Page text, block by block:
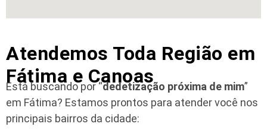
Atendemos Toda Região em
Fátima e Canoas
Está buscando por “dedetização próxima de mim”
em Fátima? Estamos prontos para atender você nos
principais bairros da cidade: